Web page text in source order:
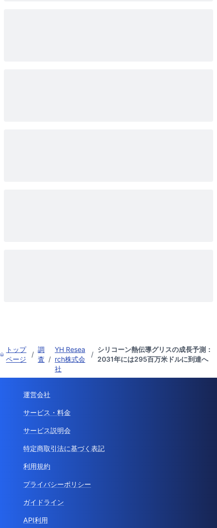
トップ
ページ
/
調
査 /
YH Resea
rch株式会
社
/
シリコーン熱伝導グリスの成長予測：
2031年には295百万米ドルに到達へ
運営会社
サービス・料金
サービス説明会
特定商取引法に基づく表記
利用規約
プライバシーポリシー
ガイドライン
API利用